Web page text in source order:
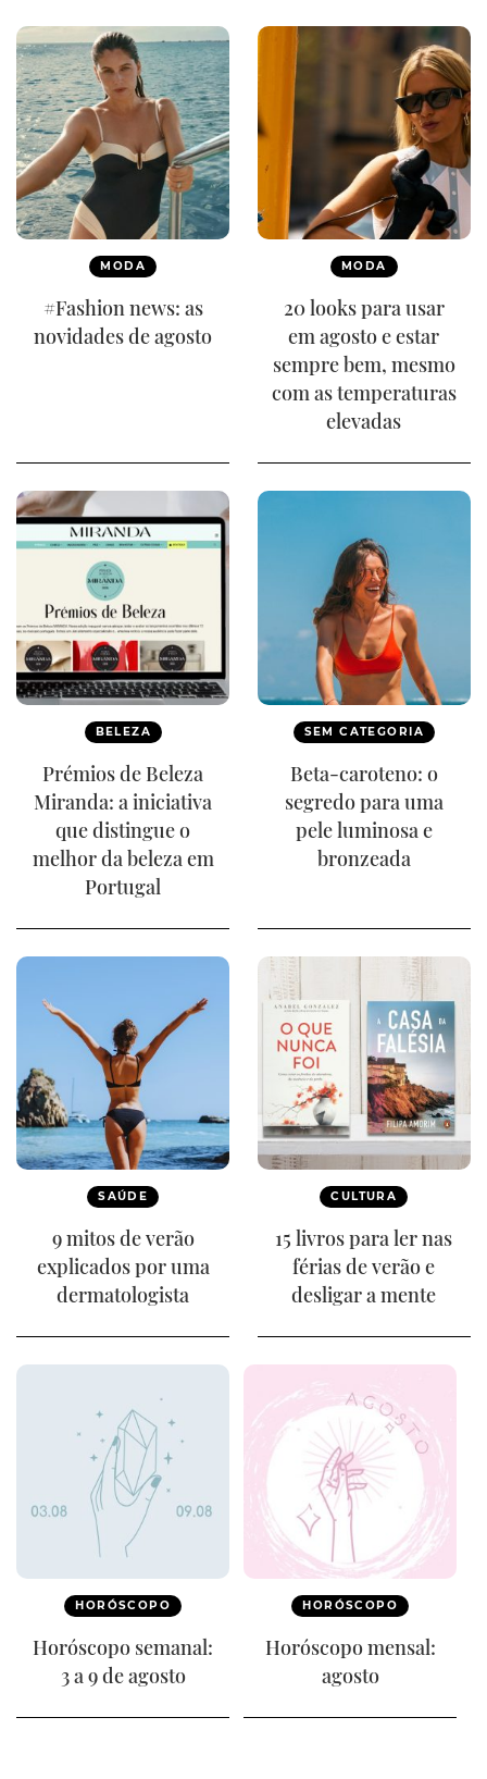
MODA
#Fashion news: as
novidades de agosto
MODA
20 looks para usar
em agosto e estar
sempre bem, mesmo
com as temperaturas
elevadas
BELEZA
Prémios de Beleza
Miranda: a iniciativa
que distingue o
melhor da beleza em
Portugal
SEM CATEGORIA
Beta-caroteno: o
segredo para uma
pele luminosa e
bronzeada
SAÚDE
9 mitos de verão
explicados por uma
dermatologista
CULTURA
15 livros para ler nas
férias de verão e
desligar a mente
HORÓSCOPO
Horóscopo semanal:
3 a 9 de agosto
HORÓSCOPO
Horóscopo mensal:
agosto